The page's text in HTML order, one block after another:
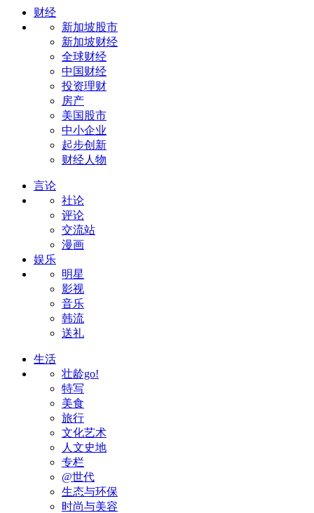
财经
新加坡股市
新加坡财经
全球财经
中国财经
投资理财
房产
美国股市
中小企业
起步创新
财经人物
言论
社论
评论
交流站
漫画
娱乐
明星
影视
音乐
韩流
送礼
生活
壮龄go!
特写
美食
旅行
文化艺术
人文史地
专栏
@世代
生态与环保
时尚与美容